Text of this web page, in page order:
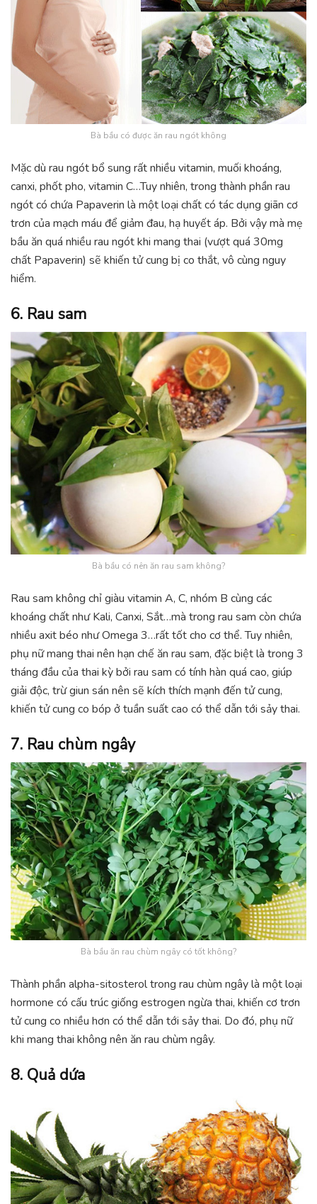
Bà bầu có được ăn rau ngót không
Mặc dù rau ngót bổ sung rất nhiều vitamin, muối khoáng,
canxi, phốt pho, vitamin C…Tuy nhiên, trong thành phần rau
ngót có chứa Papaverin là một loại chất có tác dụng giãn cơ
trơn của mạch máu để giảm đau, hạ huyết áp. Bởi vậy mà mẹ
bầu ăn quá nhiều rau ngót khi mang thai (vượt quá 30mg
chất Papaverin) sẽ khiến tử cung bị co thắt, vô cùng nguy
hiểm.
6. Rau sam
Bà bầu có nên ăn rau sam không?
Rau sam không chỉ giàu vitamin A, C, nhóm B cùng các
khoáng chất như Kali, Canxi, Sắt…mà trong rau sam còn chứa
nhiều axit béo như Omega 3…rất tốt cho cơ thể. Tuy nhiên,
phụ nữ mang thai nên hạn chế ăn rau sam, đặc biệt là trong 3
tháng đầu của thai kỳ bởi rau sam có tính hàn quá cao, giúp
giải độc, trừ giun sán nên sẽ kích thích mạnh đến tử cung,
khiến tử cung co bóp ở tuần suất cao có thể dẫn tới sảy thai.
7. Rau chùm ngây
Bà bầu ăn rau chùm ngây có tốt không?
Thành phần alpha-sitosterol trong rau chùm ngây là một loại
hormone có cấu trúc giống estrogen ngừa thai, khiến cơ trơn
tử cung co nhiều hơn có thể dẫn tới sảy thai. Do đó, phụ nữ
khi mang thai không nên ăn rau chùm ngây.
8. Quả dứa